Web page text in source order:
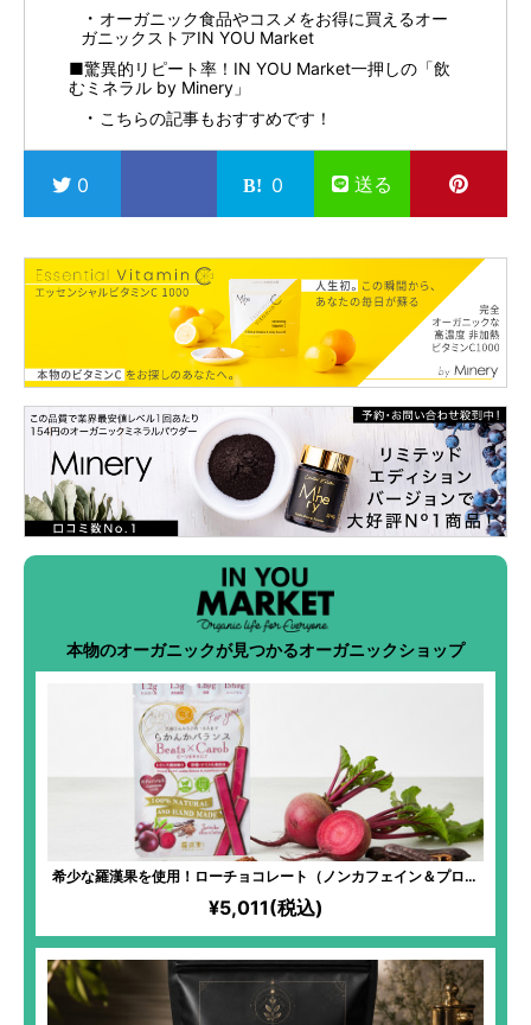
オーガニック食品やコスメをお得に買えるオー
ガニックストアIN YOU Market
■驚異的リピート率！IN YOU Market一押しの「飲
むミネラル by Minery」
こちらの記事もおすすめです！
0 0 送る
本物のオーガニックが見つかるオーガニックショップ
希少な羅漢果を使用！ローチョコレート（ノンカフェイン＆プロテ
イン入）【ビーツ】
¥5,011(税込)